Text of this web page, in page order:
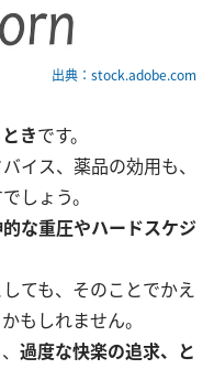
出典：stock.adobe.com
きです。
イス、薬品の効用も、
しょう。
な重圧やハードスケジ
ても、そのことでかえ
もしれません。
過度な快楽の追求、と